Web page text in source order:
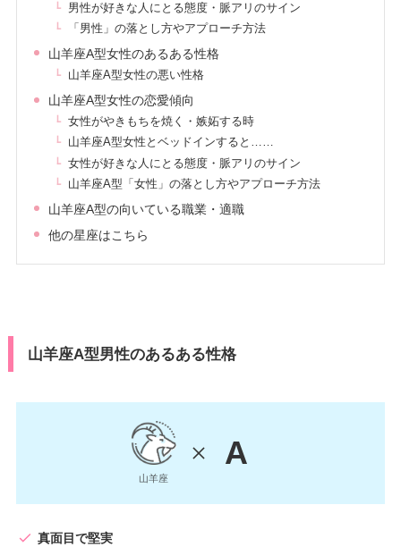
男性が好きな人にとる態度・脈アリのサイン
「男性」の落とし方やアプローチ方法
山羊座A型女性のあるある性格
山羊座A型女性の悪い性格
山羊座A型女性の恋愛傾向
女性がやきもちを焼く・嫉妬する時
山羊座A型女性とベッドインすると……
女性が好きな人にとる態度・脈アリのサイン
山羊座A型「女性」の落とし方やアプローチ方法
山羊座A型の向いている職業・適職
他の星座はこちら
山羊座A型男性のあるある性格
山羊座
A
真面目で堅実